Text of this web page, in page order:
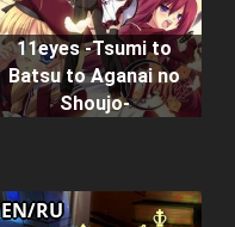
11eyes -Tsumi to
Batsu to Aganai no
Shoujo-
EN/RU